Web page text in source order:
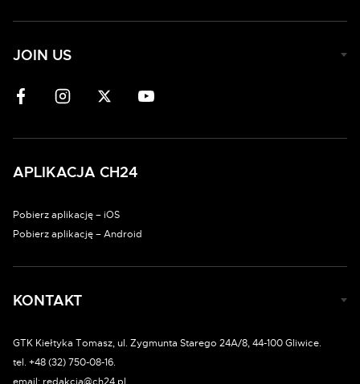
JOIN US
APLIKACJA CH24
Pobierz aplikację – iOS
Pobierz aplikację – Android
KONTAKT
GTK Kiełtyka Tomasz, ul. Zygmunta Starego 24A/8, 44-100 Gliwice.
tel. +48 (32) 750-08-16.
email: redakcja@ch24.pl